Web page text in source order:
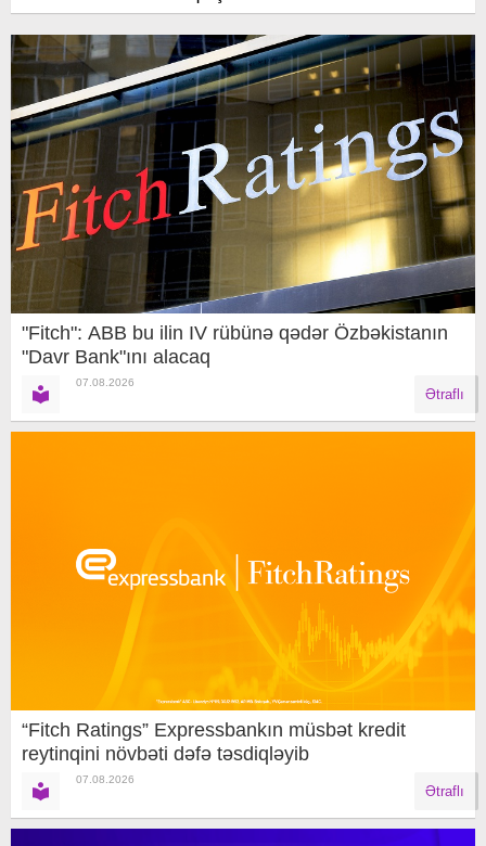
"Fitch": ABB bu ilin IV rübünə qədər Özbəkistanın
"Davr Bank"ını alacaq
07.08.2026
Ətraflı
“Fitch Ratings” Expressbankın müsbət kredit
reytinqini növbəti dəfə təsdiqləyib
07.08.2026
Ətraflı